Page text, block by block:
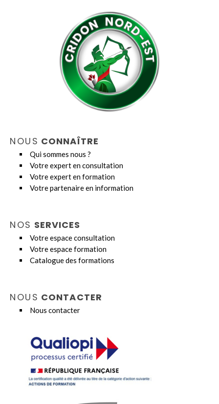
NOUS CONNAÎTRE
Qui sommes nous ?
Votre expert en consultation
Votre expert en formation
Votre partenaire en information
NOS SERVICES
Votre espace consultation
Votre espace formation
Catalogue des formations
NOUS CONTACTER
Nous contacter